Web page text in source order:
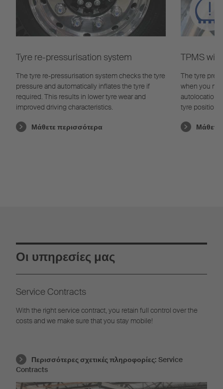
Tyre re-pressurisation system
The tyre re-pressurisation system checks the tyre
pressure and automatically inflates the tyre if
required. This results in lower tyre wear and
improved driving characteristics.
Μάθετε περισσότερα
TPMS
The tyre
when you
autolocation
tyre position.
pressure and
Μάθετε
Οι υπηρεσίες μας
Service Contracts
With the right service contract, you retain full control over the
costs and we make sure that you stay mobile!
Περισσότερες σχετικές πληροφορίες: Service
Contracts